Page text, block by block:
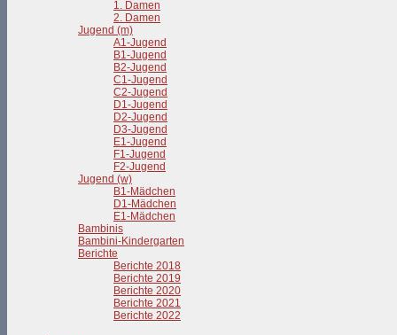
1. Damen
2. Damen
Jugend (m)
A1-Jugend
B1-Jugend
B2-Jugend
C1-Jugend
C2-Jugend
D1-Jugend
D2-Jugend
D3-Jugend
E1-Jugend
F1-Jugend
F2-Jugend
Jugend (w)
B1-Mädchen
D1-Mädchen
E1-Mädchen
Bambinis
Bambini-Kindergarten
Berichte
Berichte 2018
Berichte 2019
Berichte 2020
Berichte 2021
Berichte 2022